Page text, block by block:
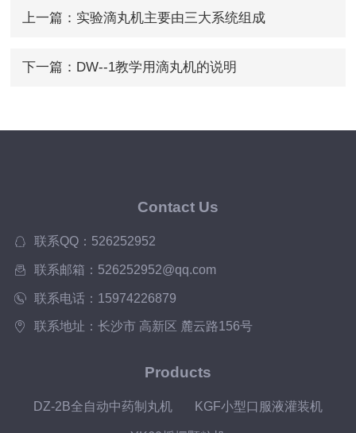
上一篇： 实验滴丸机主要由三大系统组成
下一篇： DW--1教学用滴丸机的说明
Contact Us
联系QQ：526252952
联系邮箱：526252952@qq.com
联系电话：15974226879
联系地址：长沙市 高新区 麓云路156号
Products
DZ-2B全自动中药制丸机 KGF小型口服液灌装机